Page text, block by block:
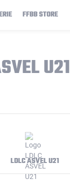
FFBB STORE
U21
LDLC ASVEL U21